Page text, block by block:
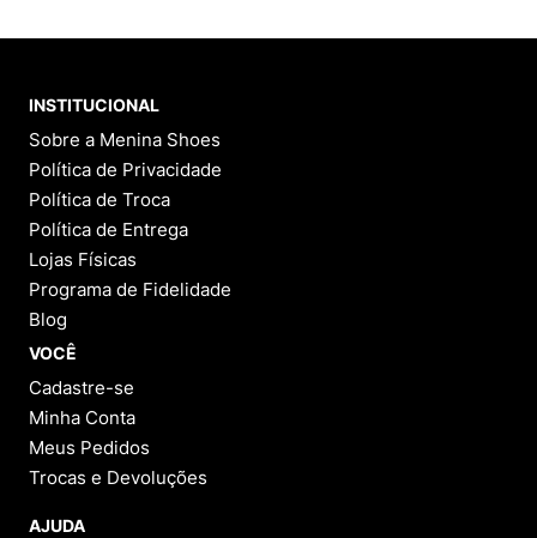
INSTITUCIONAL
Sobre a Menina Shoes
Política de Privacidade
Política de Troca
Política de Entrega
Lojas Físicas
Programa de Fidelidade
Blog
VOCÊ
Cadastre-se
Minha Conta
Meus Pedidos
Trocas e Devoluções
AJUDA